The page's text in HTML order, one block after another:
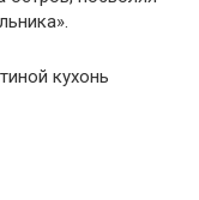
кухонь